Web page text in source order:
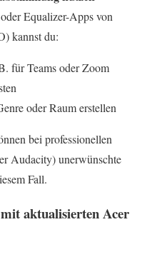
oder Equalizer-Apps von
kannst du:
für Teams oder Zoom
oder Raum erstellen
bei professionellen
Audacity) unerwünschte
Fall.
aktualisierten Acer